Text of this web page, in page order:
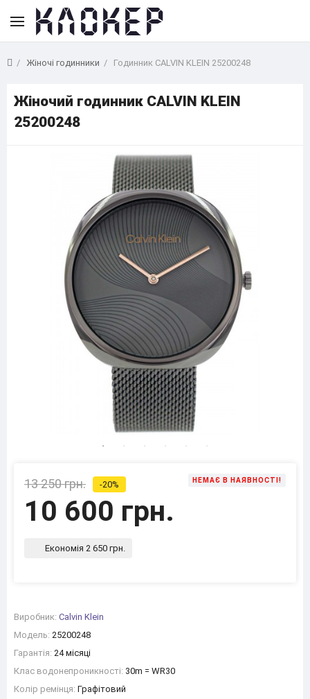
Жіночі годинники Годинник CALVIN KLEIN 25200248
Жіночий годинник CALVIN KLEIN
25200248
13 250 грн. -20%
10 600 грн.
НЕМАЄ В НАЯВНОСТІ!
Економія 2 650 грн.
Виробник: Calvin Klein
Модель: 25200248
Гарантія: 24 місяці
Клас водонепроникності: 30m = WR30
Колір ремінця: Графітовий